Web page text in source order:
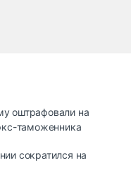
оштрафовали на
таможенника
сократился на